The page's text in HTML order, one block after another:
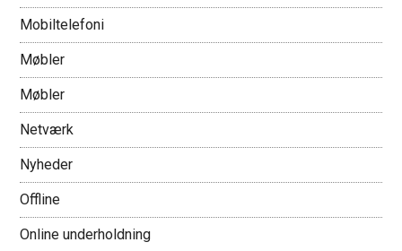
Mobiltelefoni
Møbler
Møbler
Netværk
Nyheder
Offline
Online underholdning